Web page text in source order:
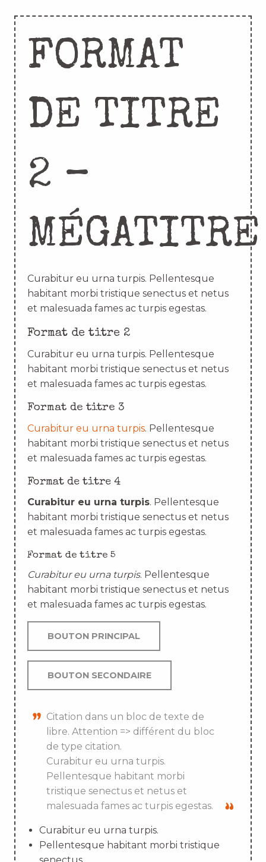
FORMAT
DE TITRE
2 –
MÉGATITRE
Curabitur eu urna turpis. Pellentesque
habitant morbi tristique senectus et netus
et malesuada fames ac turpis egestas.
Format de titre 2
Curabitur eu urna turpis. Pellentesque
habitant morbi tristique senectus et netus
et malesuada fames ac turpis egestas.
Format de titre 3
Curabitur eu urna turpis. Pellentesque
habitant morbi tristique senectus et netus
et malesuada fames ac turpis egestas.
Format de titre 4
Curabitur eu urna turpis. Pellentesque
habitant morbi tristique senectus et netus
et malesuada fames ac turpis egestas.
Format de titre 5
Curabitur eu urna turpis. Pellentesque
habitant morbi tristique senectus et netus
et malesuada fames ac turpis egestas.
BOUTON PRINCIPAL
BOUTON SECONDAIRE
Citation dans un bloc de texte de
libre. Attention => différent du bloc
de type citation.
Curabitur eu urna turpis.
Pellentesque habitant morbi
tristique senectus et netus et
malesuada fames ac turpis egestas.
Curabitur eu urna turpis.
Pellentesque habitant morbi tristique